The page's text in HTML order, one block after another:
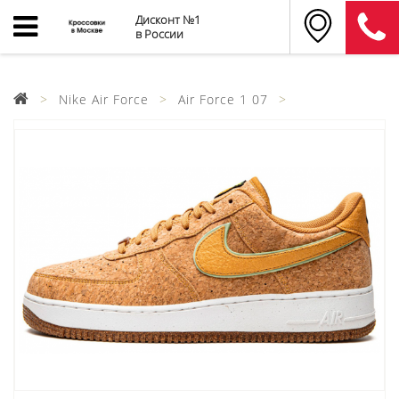
Дисконт №1
в России
Nike Air Force Air Force 1 07